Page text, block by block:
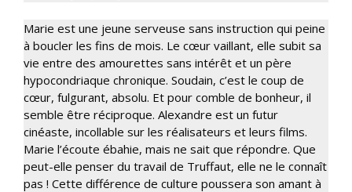
Marie est une jeune serveuse sans instruction qui peine
à boucler les fins de mois. Le cœur vaillant, elle subit sa
vie entre des amourettes sans intérêt et un père
hypocondriaque chronique. Soudain, c’est le coup de
cœur, fulgurant, absolu. Et pour comble de bonheur, il
semble être réciproque. Alexandre est un futur
cinéaste, incollable sur les réalisateurs et leurs films.
Marie l’écoute ébahie, mais ne sait que répondre. Que
peut-elle penser du travail de Truffaut, elle ne le connaît
pas ! Cette différence de culture poussera son amant à